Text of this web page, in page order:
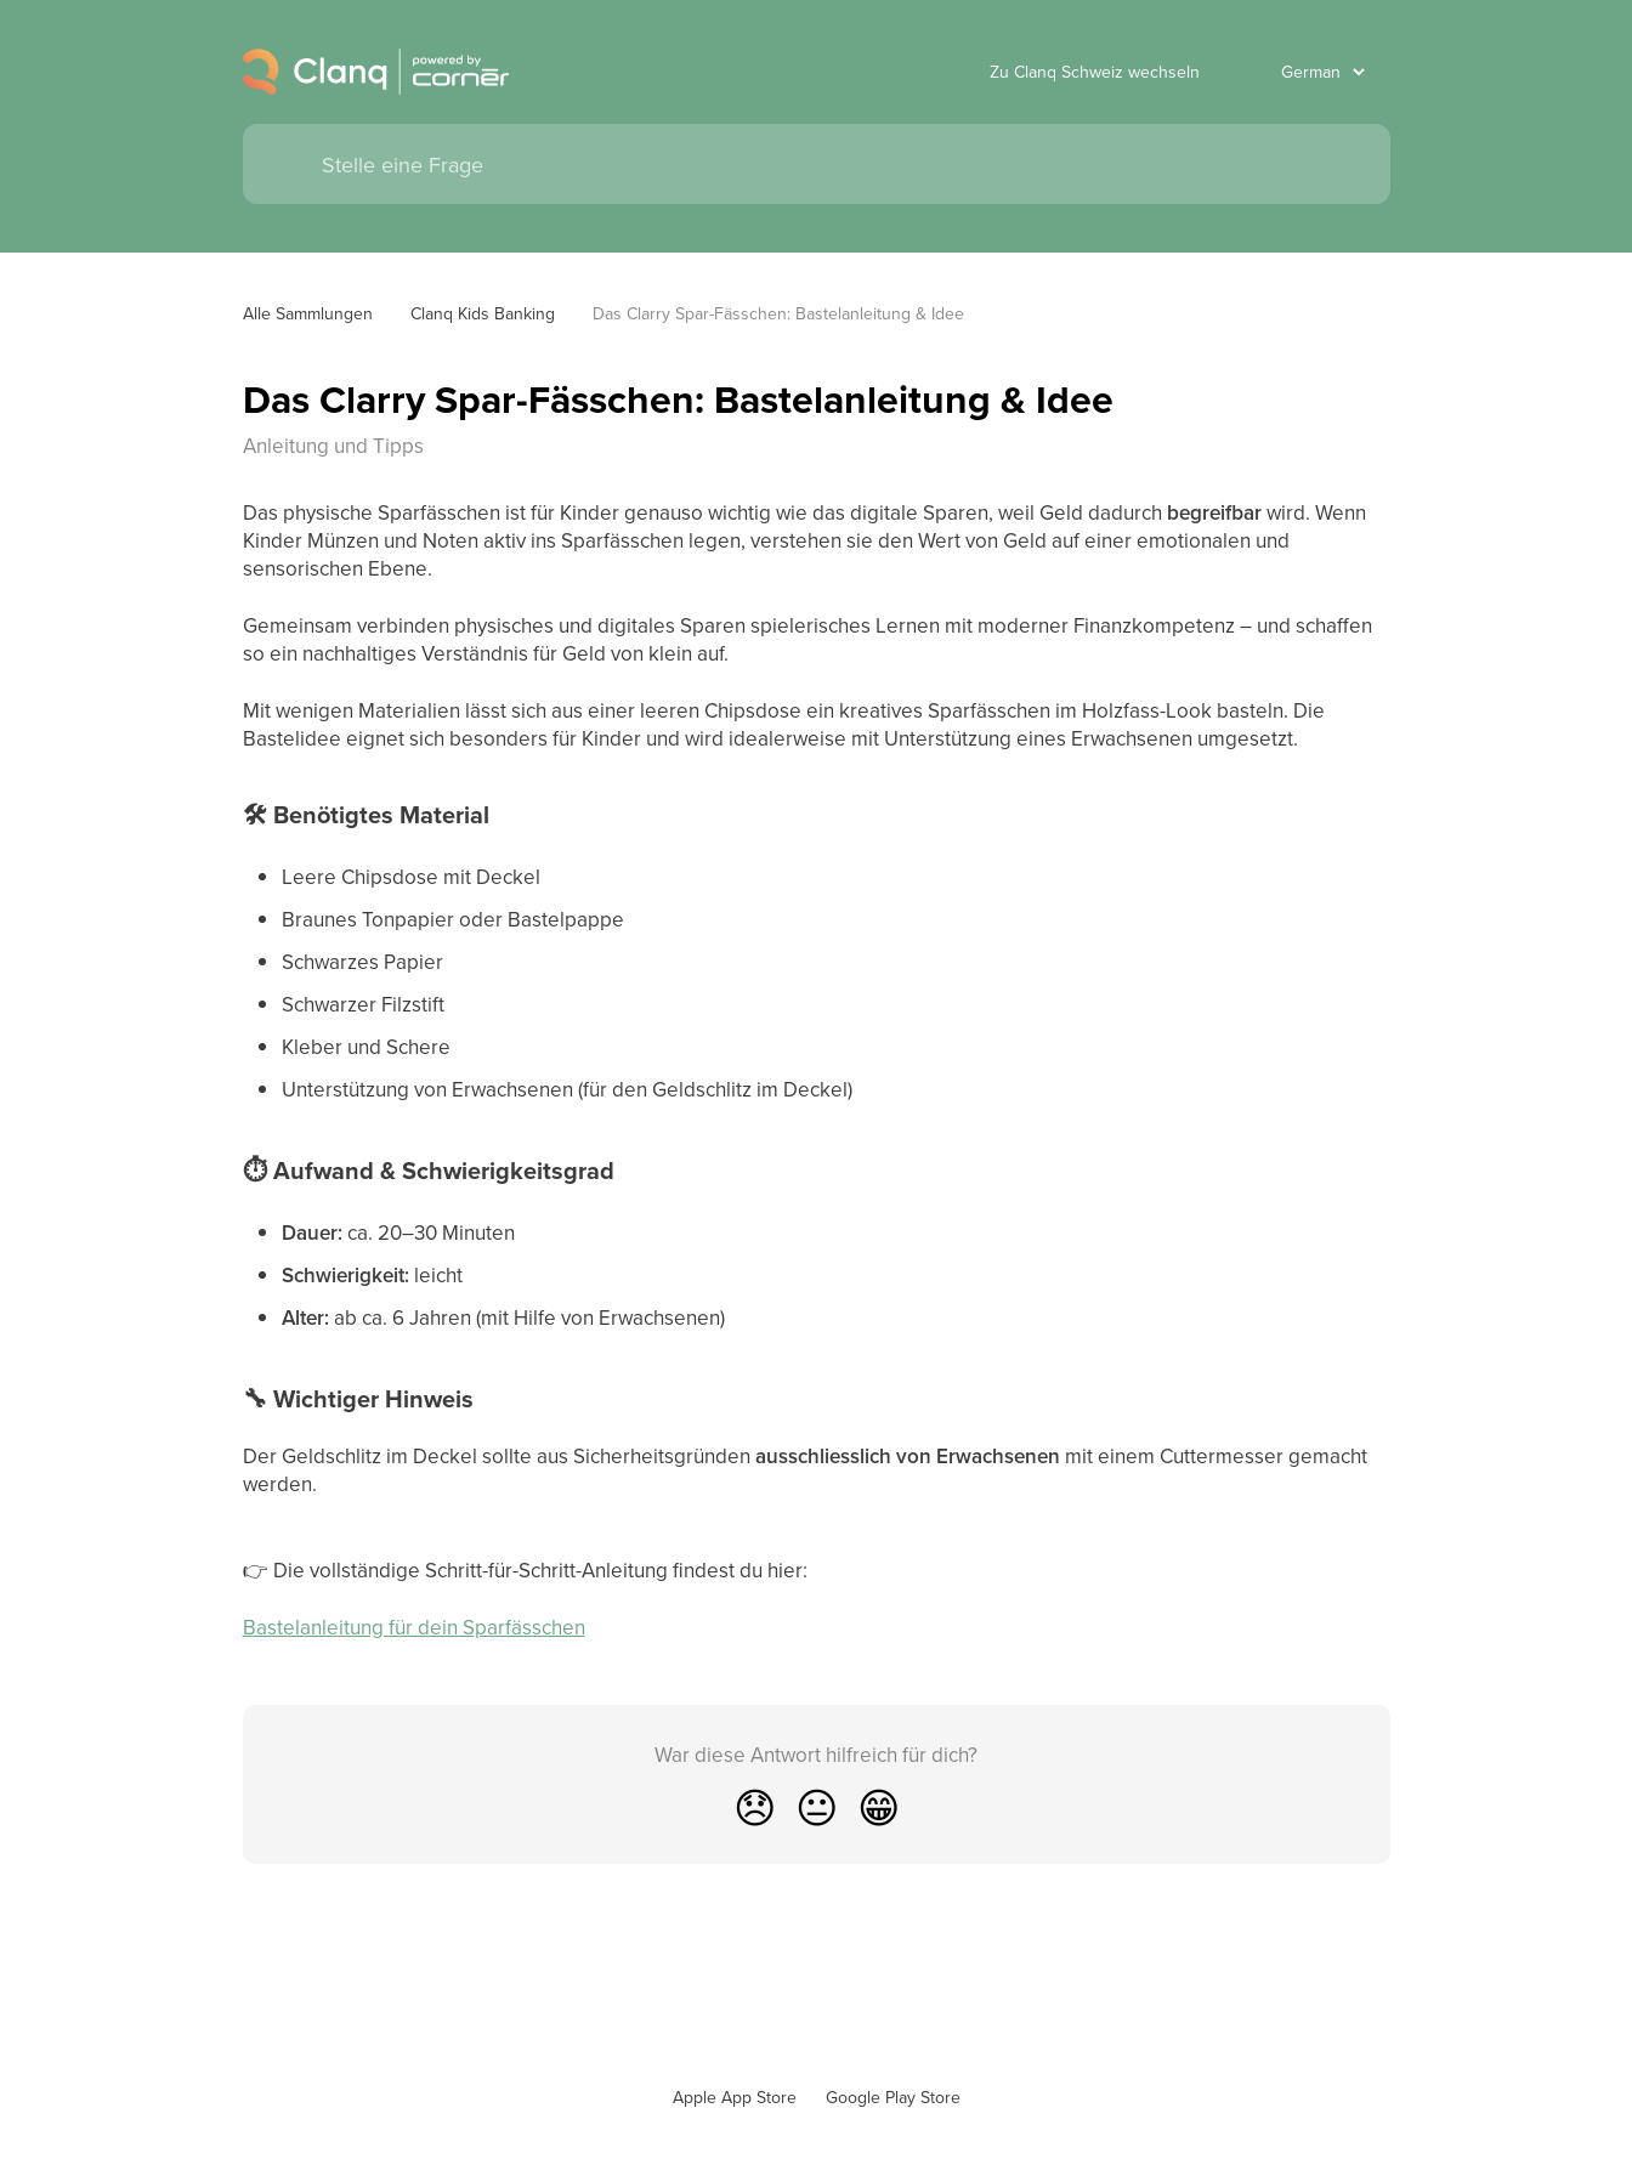
Zu Clanq Schweiz wechseln
Alle Sammlungen Clanq Kids Banking Das Clarry Spar-Fässchen: Bastelanleitung & Idee
Das Clarry Spar-Fässchen: Bastelanleitung & Idee
Anleitung und Tipps
Das physische Sparfässchen ist für Kinder genauso wichtig wie das digitale Sparen, weil Geld dadurch begreifbarwird. Wenn
Kinder Münzen und Noten aktiv ins Sparfässchen legen, verstehen sie den Wert von Geld auf einer emotionalen und
sensorischen Ebene.
Gemeinsam verbinden physisches und digitales Sparen spielerisches Lernen mit moderner Finanzkompetenz – und schaffen
so ein nachhaltiges Verständnis für Geld von klein auf.
Mit wenigen Materialien lässt sich aus einer leeren Chipsdose ein kreatives Sparfässchen im Holzfass-Look basteln. Die
Bastelidee eignet sich besonders für Kinder und wird idealerweise mit Unterstützung eines Erwachsenen umgesetzt.
🛠Benötigtes Material
Leere Chipsdose mit Deckel
Braunes Tonpapier oder Bastelpappe
Schwarzes Papier
Schwarzer Filzstift
Kleber und Schere
Unterstützung von Erwachsenen (für den Geldschlitz im Deckel)
⏱Aufwand & Schwierigkeitsgrad
Dauer: ca. 20–30 Minuten
Schwierigkeit: leicht
Alter: ab ca. 6 Jahren (mit Hilfe von Erwachsenen)
🔧 Wichtiger Hinweis
Der Geldschlitz im Deckel sollte aus Sicherheitsgründen ausschliesslich von Erwachsenen mit einem Cuttermesser gemacht
werden.
👉 Die vollständige Schritt-für-Schritt-Anleitung findest du hier:
Bastelanleitung für dein Sparfässchen
War diese Antwort hilfreich für dich?
😞 😐 😁
Apple App Store Google Play Store